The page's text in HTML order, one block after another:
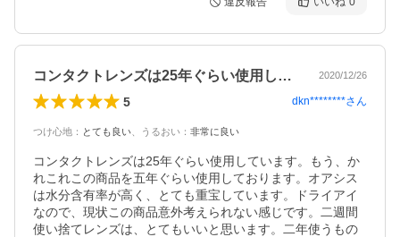
コンタクトレンズは25年ぐらい使用して… 2020/12/26
5 dkn********さん
つけ心地 ： とても良い うるおい ： 非常に良い
コンタクトレンズは25年ぐらい使用しています。もう、か
れこれこの商品を五年ぐらい使用しております。オアシス
は水分含有率が高く、とても重宝しています。ドライアイ
なので、現状この商品意外考えられない感じです。二週間
使い捨てレンズは、とてもいいと思います。二年使うもの